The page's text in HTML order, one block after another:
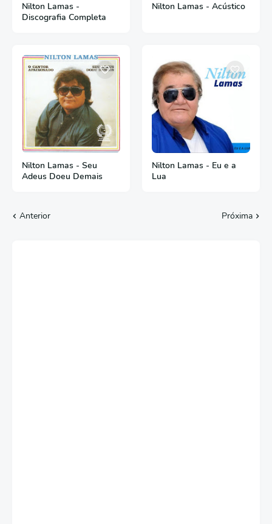
Nilton Lamas -
Discografia Completa
Nilton Lamas - Acústico
Nilton Lamas - Seu
Adeus Doeu Demais
Nilton Lamas - Eu e a
Lua
Anterior Próxima